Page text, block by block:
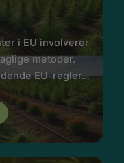
i EU involverer
metoder.
EU-regler…